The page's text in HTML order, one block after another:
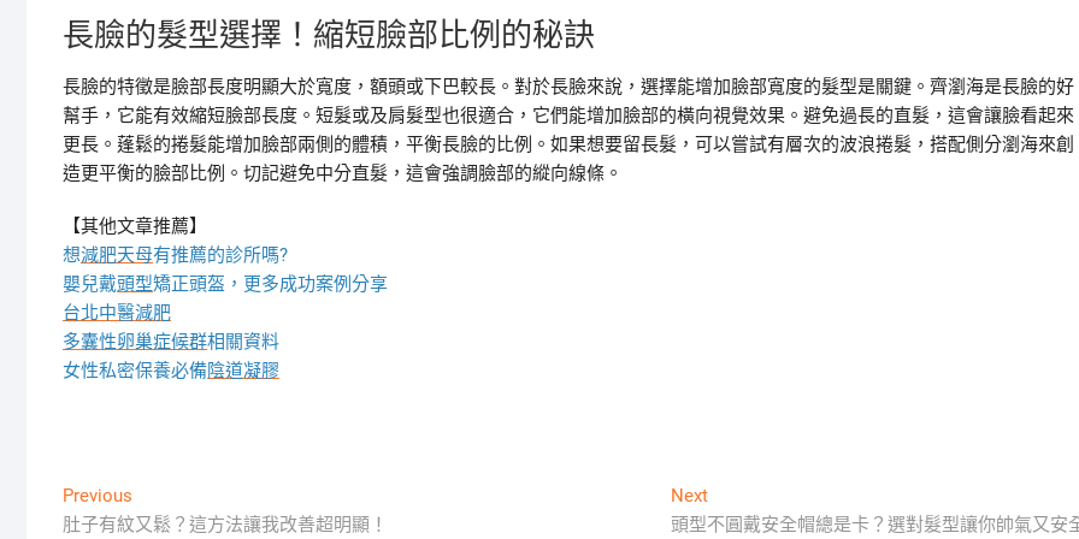
長臉的髮型選擇！縮短臉部比例的秘訣
長臉的特徵是臉部長度明顯大於寬度，額頭或下巴較長。對於長臉來說，選擇能增加臉部寬度的髮型是關鍵。齊瀏海是長臉的好
幫手，它能有效縮短臉部長度。短髮或及肩髮型也很適合，它們能增加臉部的橫向視覺效果。避免過長的直髮，這會讓臉看起來
更長。蓬鬆的捲髮能增加臉部兩側的體積，平衡長臉的比例。如果想要留長髮，可以嘗試有層次的波浪捲髮，搭配側分瀏海來創
造更平衡的臉部比例。切記避免中分直髮，這會強調臉部的縱向線條。
【其他文章推薦】
想減肥天母有推薦的診所嗎?
嬰兒戴頭型矯正頭盔，更多成功案例分享
台北中醫減肥
多囊性卵巢症候群相關資料
女性私密保養必備陰道凝膠
文
Previous
post:
肚子有紋又鬆？這方法讓我改善超明顯！
NextNext
post:
頭型不圓戴安全帽總是卡？選對髮型讓你帥氣又安